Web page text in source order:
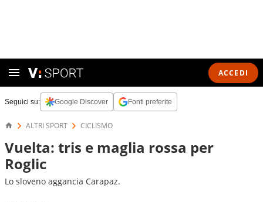
ACCEDI
Seguici su: Google Discover Fonti preferite
ALTRI SPORT CICLISMO
Vuelta: tris e maglia rossa per
Roglic
Lo sloveno aggancia Carapaz.